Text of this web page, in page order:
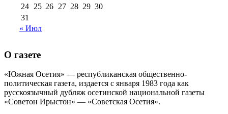
24 25 26 27 28 29 30
31
« Июл
О газете
«Южная Осетия» — республиканская общественно-
политическая газета, издается с января 1983 года как
русскоязычный дубляж осетинской национальной газеты
«Советон Ирыстон» — «Советская Осетия».